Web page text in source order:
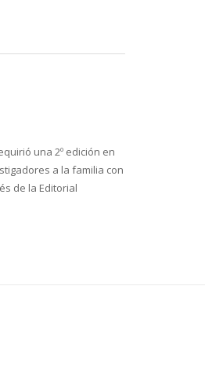
una 2º edición en
a la familia con
de la Editorial